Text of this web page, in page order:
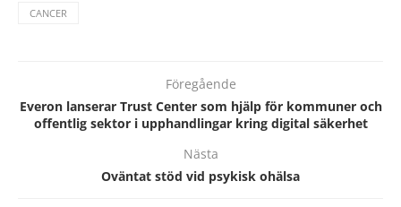
CANCER
Föregående
Everon lanserar Trust Center som hjälp för kommuner och
offentlig sektor i upphandlingar kring digital säkerhet
Nästa
Oväntat stöd vid psykisk ohälsa